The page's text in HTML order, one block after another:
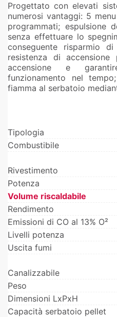
Progettato con elevati
numerosi vantaggi: 5
programmati; espulsione
senza effettuare lo
conseguente risparmio
resistenza di
accensione e
funzionamento nel
fiamma al serbatoio
Tipologia
Combustibile
Rivestimento
Potenza
Volume riscaldabile
Rendimento
Emissioni di CO al 13% O²
Livelli potenza
Uscita fumi
Canalizzabile
Peso
Dimensioni LxPxH
Capacità serbatoio pellet